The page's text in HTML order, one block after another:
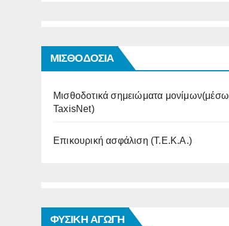
ΜΙΣΘΟΔΟΣΙΑ
Μισθοδοτικά σημειώματα μονίμων(μέσω
TaxisNet)
Επικουρική ασφάλιση (Τ.Ε.Κ.Α.)
ΦΥΣΙΚΗ ΑΓΩΓΗ